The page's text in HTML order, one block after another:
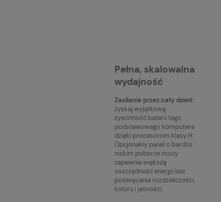
Pełna, skalowalna
wydajność
Zasilanie przez cały dzień:
zyskaj wyjątkową
żywotność baterii tego
podstawowego komputera
dzięki procesorom klasy H.
Opcjonalny panel o bardzo
niskim poborze mocy
zapewnia większą
oszczędność energii bez
poświęcania rozdzielczości,
koloru i jasności.